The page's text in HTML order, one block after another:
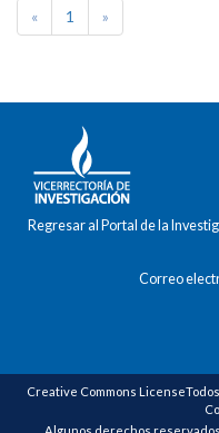
« 1 »
Regresar al Portal de la
Correo
Creative Commons